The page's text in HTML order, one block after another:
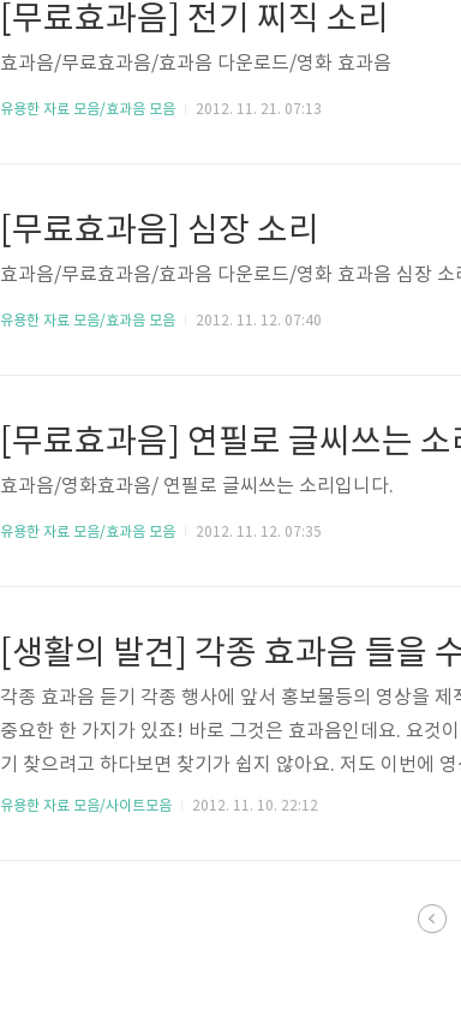
[무료효과음] 전기 찌직 소리
효과음/무료효과음/효과음 다운로드/영화 효과음
유용한 자료 모음/효과음 모음 2012. 11. 21. 07:13
[무료효과음] 심장 소리
효과음/무료효과음/효과음 다운로드/영화 효과음 심장 소
유용한 자료 모음/효과음 모음 2012. 11. 12. 07:40
[무료효과음] 연필로 글씨쓰는 소
효과음/영화효과음/ 연필로 글씨쓰는 소리입니다.
유용한 자료 모음/효과음 모음 2012. 11. 12. 07:35
[생활의 발견] 각종 효과음 들을
각종 효과음 듣기 각종 행사에 앞서 홍보물등의 영상을
중요한 한 가지가 있죠! 바로 그것은 효과음인데요. 요것
기 찾으려고 하다보면 찾기가 쉽지 않아요. 저도 이번에
았는데 제가 원하는 효과음을 찾기가 쉽지 않더라구요. 그
유용한 자료 모음/사이트모음 2012. 11. 10. 22:12